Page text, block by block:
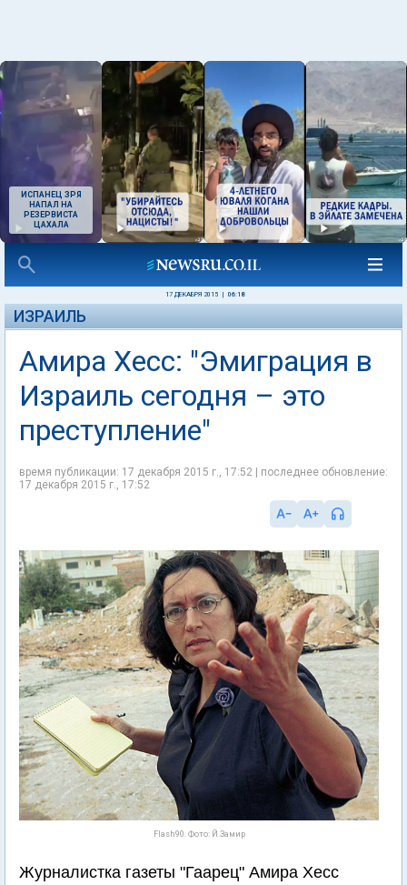
ИСПАНЕЦ ЗРЯ
НАПАЛ НА
РЕЗЕРВИСТА
ЦАХАЛА
17 ДЕКАБРЯ 2015 06:18
ИЗРАИЛЬ
Амира Хесс: "Эмиграция в
Израиль сегодня – это
преступление"
время публикации: 17 декабря 2015 г., 17:52 | последнее обновление:
17 декабря 2015 г., 17:52
Flash90. Фото: Й.Замир
Журналистка газеты "Гаарец" Амира Хесс